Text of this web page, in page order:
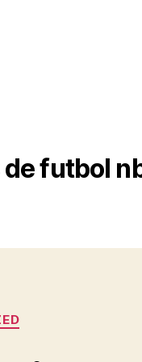
futbol